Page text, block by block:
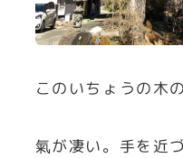
このいちょうの木
氣が凄い。手を近